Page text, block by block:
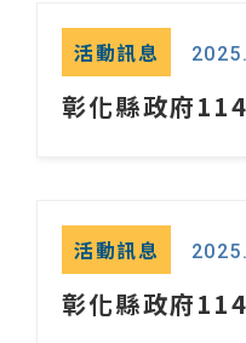
活動訊息
彰化縣政府
活動訊息
彰化縣政府